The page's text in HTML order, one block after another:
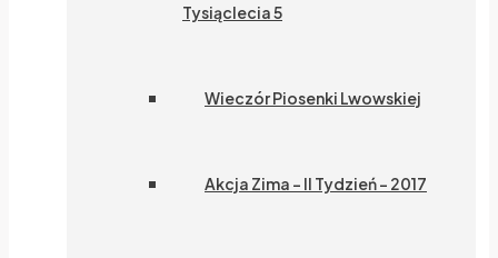
Tysiąclecia 5
Wieczór Piosenki Lwowskiej
Akcja Zima – II Tydzień – 2017